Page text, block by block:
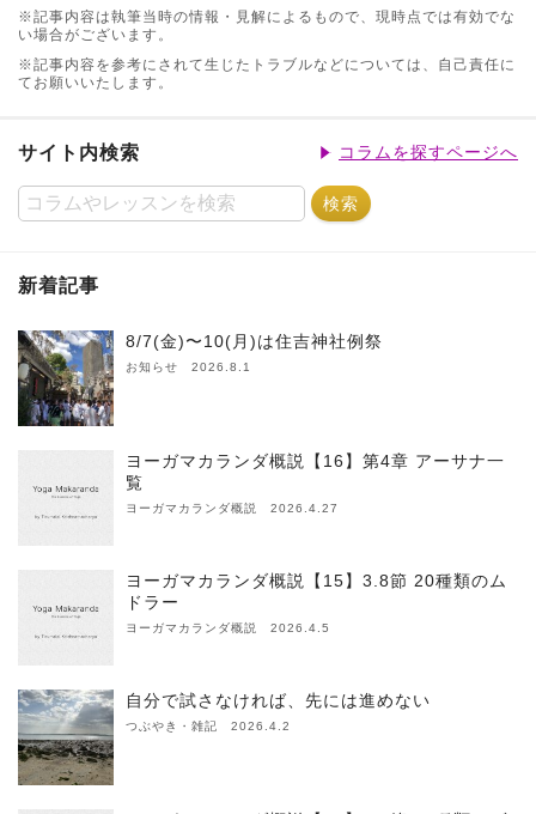
※記事内容は執筆当時の情報・見解によるもので、現時点では有効でな
い場合がございます。
※記事内容を参考にされて生じたトラブルなどについては、自己責任に
てお願いいたします。
サイト内検索 コラムを探すページへ
新着記事
8/7(金)〜10(月)は住吉神社例祭
お知らせ 2026.8.1
ヨーガマカランダ概説【16】第4章 アーサナ一
覧
ヨーガマカランダ概説 2026.4.27
ヨーガマカランダ概説【15】3.8節 20種類のム
ドラー
ヨーガマカランダ概説 2026.4.5
自分で試さなければ、先には進めない
つぶやき・雑記 2026.4.2